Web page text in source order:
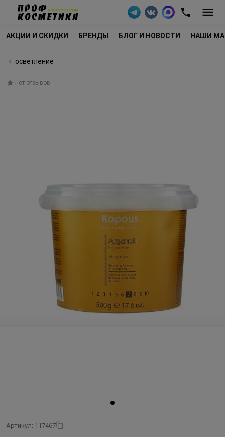
АКЦИИ И СКИДКИ БРЕНДЫ БЛОГ И НОВОСТИ НАШИ
осветление
нет отзывов
Артикул: 117467